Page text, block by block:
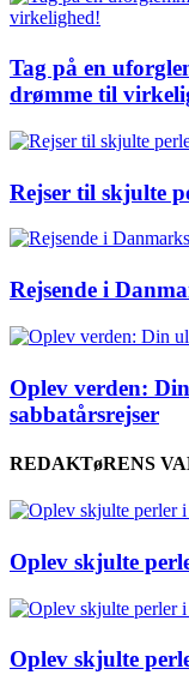
Tag på en
drømme til
Rejser til skjulte
Rejsende i
Oplev verden:
sabbatårsrejser
REDAKTøRENS
Oplev skjulte
Oplev skjulte